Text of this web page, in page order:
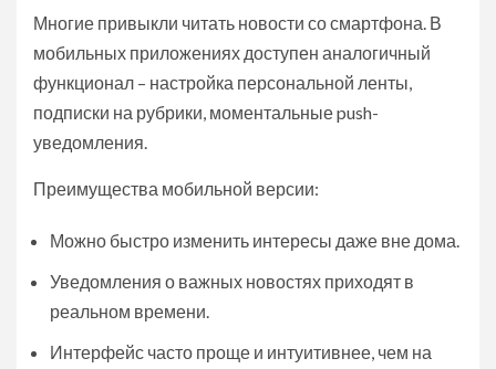
Многие привыкли читать новости со смартфона. В
мобильных приложениях доступен аналогичный
функционал – настройка персональной ленты,
подписки на рубрики, моментальные push-
уведомления.
Преимущества мобильной версии:
Можно быстро изменить интересы даже вне дома.
Уведомления о важных новостях приходят в
реальном времени.
Интерфейс часто проще и интуитивнее, чем на